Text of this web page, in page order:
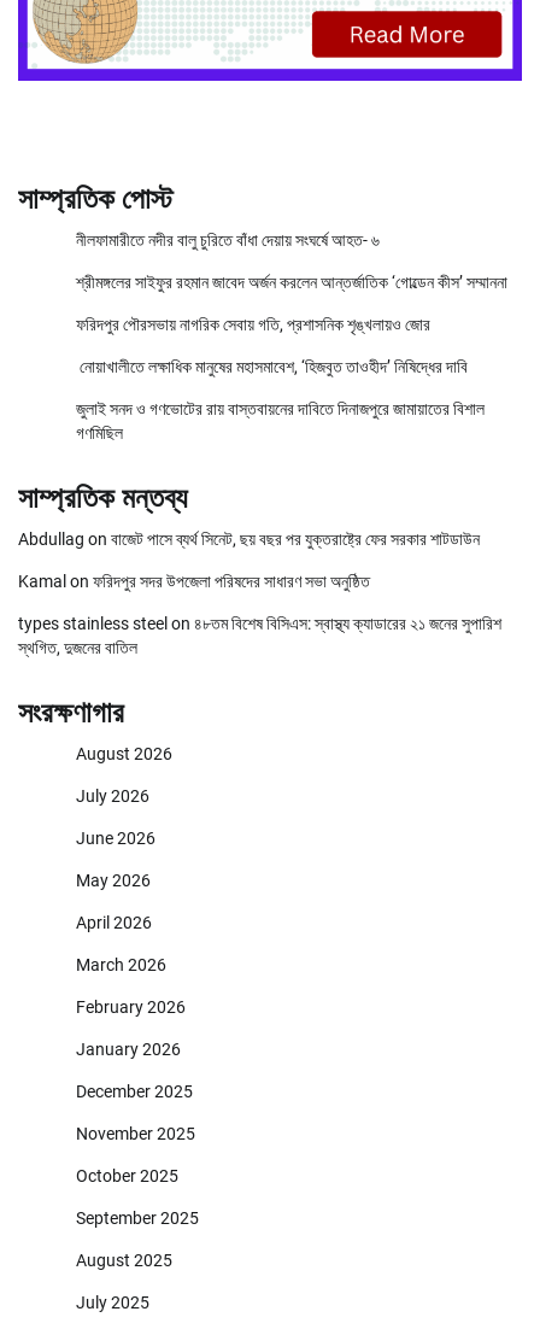
সাম্প্রতিক পোস্ট
নীলফামারীতে নদীর বালু চুরিতে বাঁধা দেয়ায় সংঘর্ষে আহত- ৬
শ্রীমঙ্গলের সাইফুর রহমান জাবেদ অর্জন করলেন আন্তর্জাতিক ‘গোল্ডেন কীস’ সম্মাননা
ফরিদপুর পৌরসভায় নাগরিক সেবায় গতি, প্রশাসনিক শৃঙ্খলায়ও জোর
নোয়াখালীতে লক্ষাধিক মানুষের মহাসমাবেশ, ‘হিজবুত তাওহীদ’ নিষিদ্ধের দাবি
জুলাই সনদ ও গণভোটের রায় বাস্তবায়নের দাবিতে দিনাজপুরে জামায়াতের বিশাল
গণমিছিল
সাম্প্রতিক মন্তব্য
Abdullag on বাজেট পাসে ব্যর্থ সিনেট, ছয় বছর পর যুক্তরাষ্ট্রে ফের সরকার শাটডাউন
Kamal on ফরিদপুর সদর উপজেলা পরিষদের সাধারণ সভা অনুষ্ঠিত
types stainless steel on ৪৮তম বিশেষ বিসিএস: স্বাস্থ্য ক্যাডারের ২১ জনের সুপারিশ
স্থগিত, দুজনের বাতিল
সংরক্ষণাগার
August 2026
July 2026
June 2026
May 2026
April 2026
March 2026
February 2026
January 2026
December 2025
November 2025
October 2025
September 2025
August 2025
July 2025